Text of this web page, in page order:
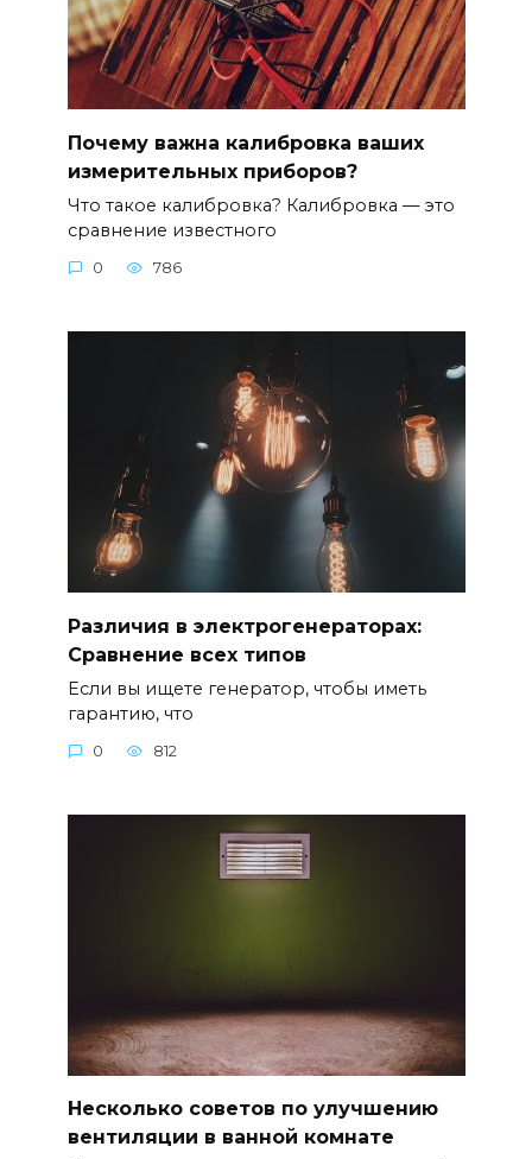
Почему важна калибровка ваших
измерительных приборов?
Что такое калибровка? Калибровка — это
сравнение известного
0 786
Различия в электрогенераторах:
Сравнение всех типов
Если вы ищете генератор, чтобы иметь
гарантию, что
0 812
Несколько советов по улучшению
вентиляции в ванной комнате